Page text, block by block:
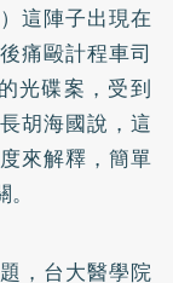
這陣子出現在
痛毆計程車司
光碟案，受到
胡海國說，這
來解釋，簡單
，台大醫學院